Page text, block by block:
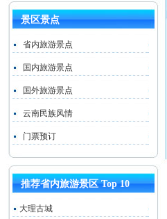
景区景点
省内旅游景点
国内旅游景点
国外旅游景点
云南民族风情
门票预订
推荐省内旅游景区 Top 10
大理古城